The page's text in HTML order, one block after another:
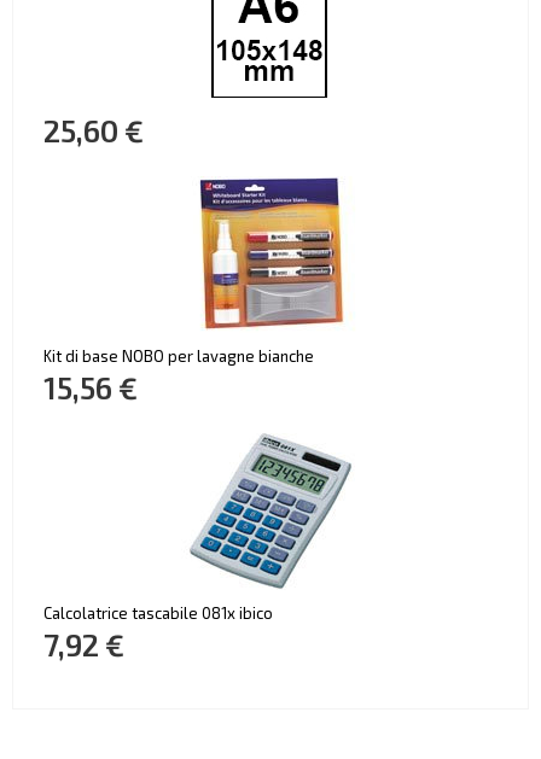
25,60 €
Kit di base NOBO per lavagne bianche
15,56 €
Calcolatrice tascabile 081x ibico
7,92 €